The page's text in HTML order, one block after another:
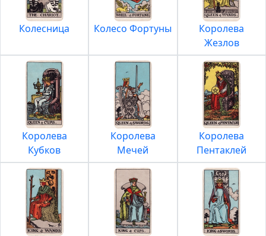
Колесница Колесо Фортуны
Королева
Жезлов
Королева
Кубков
Королева
Мечей
Королева
Пентаклей